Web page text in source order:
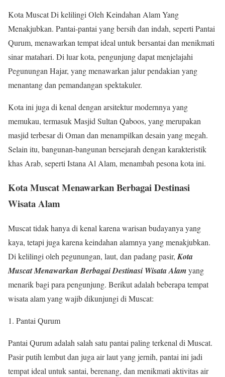
Kota MuscatDi kelilingi Oleh Keindahan Alam Yang
Menakjubkan. Pantai-pantai yang bersih dan indah, seperti Pantai
Qurum, menawarkan tempat ideal untuk bersantai dan menikmati
sinar matahari. Di luar kota, pengunjung dapat menjelajahi
Pegunungan Hajar, yang menawarkan jalur pendakian yang
menantang dan pemandangan spektakuler.
Kota ini juga di kenal dengan arsitektur modernnya yang
memukau, termasuk Masjid Sultan Qaboos, yang merupakan
masjid terbesar di Oman dan menampilkan desain yang megah.
Selain itu, bangunan-bangunan bersejarah dengan karakteristik
khas Arab, seperti Istana Al Alam, menambah pesona kota ini.
Kota Muscat Menawarkan Berbagai Destinasi
Wisata Alam
Muscat tidak hanya di kenal karena warisan budayanya yang
kaya, tetapi juga karena keindahan alamnya yang menakjubkan.
Di kelilingi oleh pegunungan, laut, dan padang pasir, Kota
Muscat Menawarkan Berbagai Destinasi Wisata Alamyang
menarik bagi para pengunjung. Berikut adalah beberapa tempat
wisata alam yang wajib dikunjungi di Muscat:
Pantai Qurum
Pantai Qurum adalah salah satu pantai paling terkenal di Muscat.
Pasir putih lembut dan juga air laut yang jernih, pantai ini jadi
tempat ideal untuk santai, berenang, dan menikmati aktivitas air